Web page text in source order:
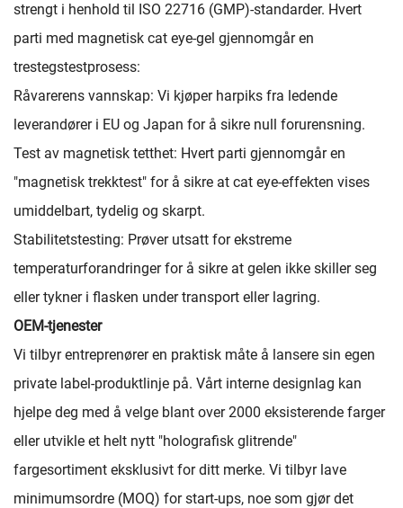
strengt i henhold til ISO 22716 (GMP)-standarder. Hvert
parti med magnetisk cat eye-gel gjennomgår en
trestegstestprosess:
Råvarerens vannskap: Vi kjøper harpiks fra ledende
leverandører i EU og Japan for å sikre null forurensning.
Test av magnetisk tetthet: Hvert parti gjennomgår en
"magnetisk trekktest" for å sikre at cat eye-effekten vises
umiddelbart, tydelig og skarpt.
Stabilitetstesting: Prøver utsatt for ekstreme
temperaturforandringer for å sikre at gelen ikke skiller seg
eller tykner i flasken under transport eller lagring.
OEM-tjenester
Vi tilbyr entreprenører en praktisk måte å lansere sin egen
private label-produktlinje på. Vårt interne designlag kan
hjelpe deg med å velge blant over 2000 eksisterende farger
eller utvikle et helt nytt "holografisk glitrende"
fargesortiment eksklusivt for ditt merke. Vi tilbyr lave
minimumsordre (MOQ) for start-ups, noe som gjør det